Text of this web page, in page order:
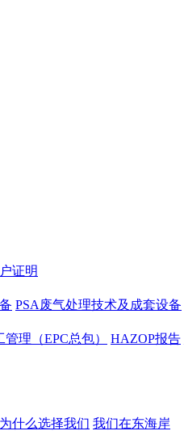
证明
PSA废气处理技术及成套设备
理（EPC总包） HAZOP报告
为什么选择我们 我们在东海岸